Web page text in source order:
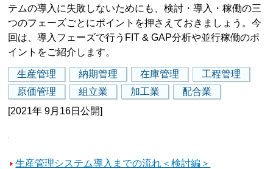
テムの導入に失敗しないためにも、検討・導入・稼働の三
つのフェーズごとにポイントを押さえておきましょう。今
回は、導入フェーズで行うFIT & GAP分析や並行稼働のポ
イントをご紹介します。
生産管理 納期管理 在庫管理
工程管理
原価管理
組立業 加工業
配合業
[2021年 9月16日公開]
生産管理システム導入までの流れ＜検討編＞